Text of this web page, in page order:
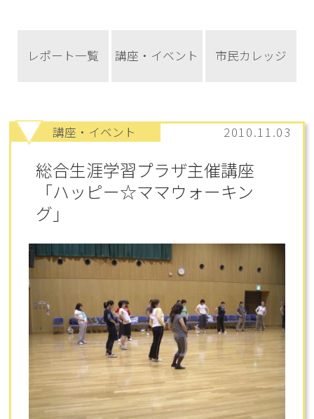
レポート一覧 講座・イベント 市民カレッジ
講座・イベント 2010.11.03
総合生涯学習プラザ主催講座
「ハッピー☆ママウォーキン
グ」